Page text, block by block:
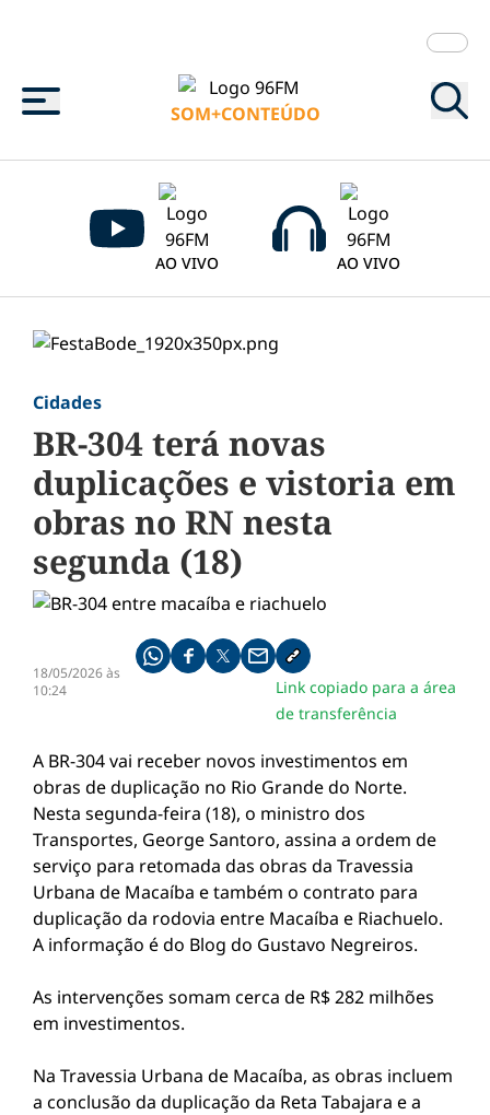
Menu
SOM+CONTEÚDO
AO VIVO AO VIVO
Cidades
BR-304 terá novas
duplicações e vistoria em
obras no RN nesta
segunda (18)
18/05/2026 às
10:24
Compartilhe pelo whatsapp
Compartilhar no facebook
Compartilhar no twitter
Compartilhe pelo email
Copiar link da notícia
Link copiado para a área
de transferência
A BR-304 vai receber novos investimentos em
obras de duplicação no Rio Grande do Norte.
Nesta segunda-feira (18), o ministro dos
Transportes, George Santoro, assina a ordem de
serviço para retomada das obras da Travessia
Urbana de Macaíba e também o contrato para
duplicação da rodovia entre Macaíba e Riachuelo.
A informação é do Blog do Gustavo Negreiros.
As intervenções somam cerca de R$ 282 milhões
em investimentos.
Na Travessia Urbana de Macaíba, as obras incluem
a conclusão da duplicação da Reta Tabajara e a